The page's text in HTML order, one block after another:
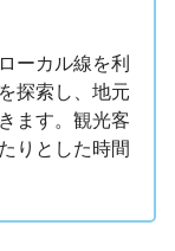
ーカル線を利
探索し、地元
ます。観光客
りとした時間